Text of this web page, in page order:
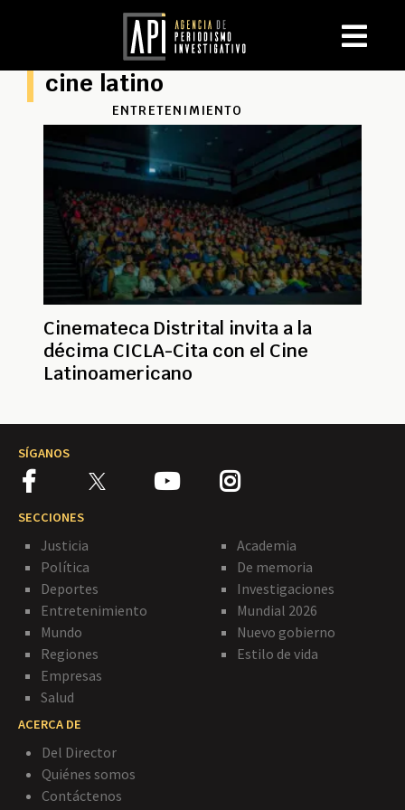
cine latino
ENTRETENIMIENTO
Cinemateca Distrital invita a la
décima CICLA-Cita con el Cine
Latinoamericano
SÍGANOS
SECCIONES
Justicia
Política
Deportes
Entretenimiento
Mundo
Regiones
Empresas
Salud
Academia
De memoria
Investigaciones
Mundial 2026
Nuevo gobierno
Estilo de vida
ACERCA DE
Del Director
Quiénes somos
Contáctenos